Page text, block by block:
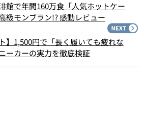
館で年間160万食「人気ホットケー
級モンブラン!? 感動レビュー
】1,500円で「長く履いても疲れな
ーカーの実力を徹底検証